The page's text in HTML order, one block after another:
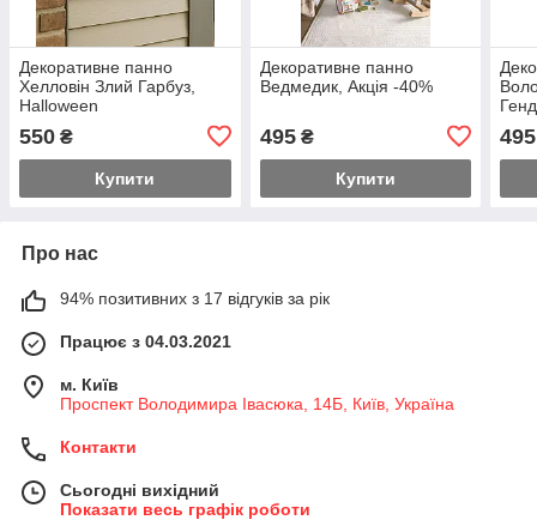
Декоративне панно
Хелловін Злий Гарбуз,
Halloween
550 ₴
Купити
Декоративне панно
Ведмедик, Акція -40%
495₴
Купити
495
Про нас
94% позитивних з 17 відгуків за рік
Працює з 04.03.2021
м. Київ
Проспект Володимира Івасюка, 14Б, Київ, Україна
Контакти
Сьогодні вихідний
Показати весь графік роботи